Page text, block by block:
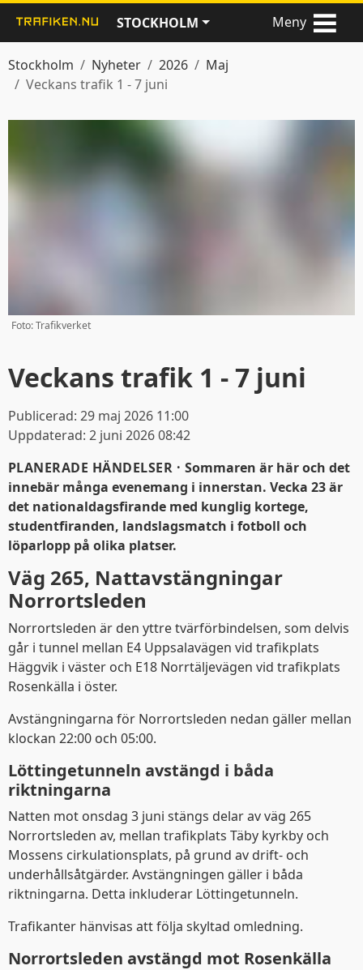
STOCKHOLM Meny
Stockholm Nyheter 2026
Maj
Veckans trafik 1 - 7 juni
Foto: Trafikverket
Veckans trafik 1 - 7 juni
Publicerad: 29 maj 2026 11:00
Uppdaterad: 2 juni 2026 08:42
PLANERADE HÄNDELSER · Sommaren är här och det
innebär många evenemang i innerstan. Vecka 23 är
det nationaldagsfirande med kunglig kortege,
studentfiranden, landslagsmatch i fotboll och
löparlopp på olika platser.
Väg 265, Nattavstängningar
Norrortsleden
Norrortsleden är den yttre tvärförbindelsen, som delvis
går i tunnel mellan E4 Uppsalavägen vid trafikplats
Häggvik i väster och E18 Norrtäljevägen vid trafikplats
Rosenkälla i öster.
Avstängningarna för Norrortsleden nedan gäller mellan
klockan 22:00 och 05:00.
Löttingetunneln avstängd i båda
riktningarna
Natten mot onsdag 3 juni stängs delar av väg 265
Norrortsleden av, mellan trafikplats Täby kyrkby och
Mossens cirkulationsplats, på grund av drift- och
underhållsåtgärder. Avstängningen gäller i båda
riktningarna. Detta inkluderar Löttingetunneln.
Trafikanter hänvisas att följa skyltad omledning.
Norrortsleden avstängd mot Rosenkälla